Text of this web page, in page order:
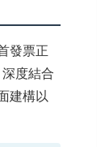
發票正
度結合
建構以